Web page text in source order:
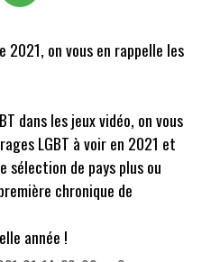
on vous en rappelle les
dans les jeux vidéo, on vous
LGBT à voir en 2021 et
sélection de pays plus ou
chronique de
année !